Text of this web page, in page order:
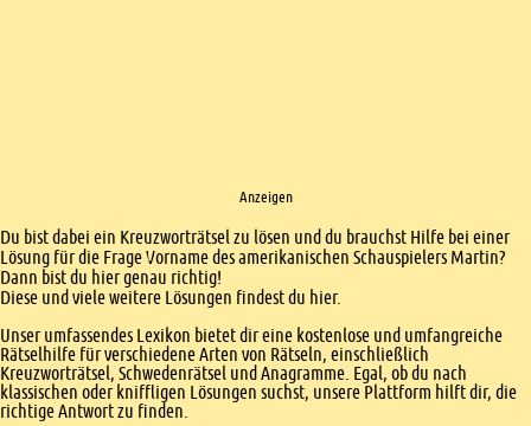
Anzeigen
Einleitung
Du bist dabei ein Kreuzworträtsel zu lösen und du brauchst Hilfe bei einer
Lösung für die Frage Vorname des amerikanischen Schauspielers Martin?
Dann bist du hier genau richtig!
Diese und viele weitere Lösungen findest du hier.
Unser umfassendes Lexikon bietet dir eine kostenlose und umfangreiche
Rätselhilfe für verschiedene Arten von Rätseln, einschließlich
Kreuzworträtsel, Schwedenrätsel und Anagramme. Egal, ob du nach
klassischen oder kniffligen Lösungen suchst, unsere Plattform hilft dir, die
richtige Antwort zu finden.